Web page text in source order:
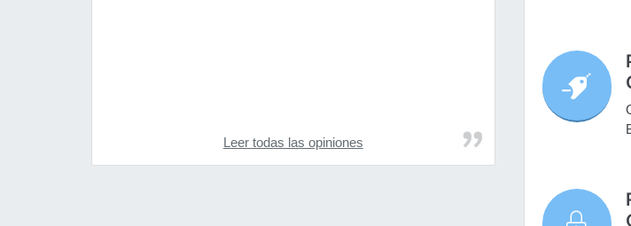
Leer todas las opiniones